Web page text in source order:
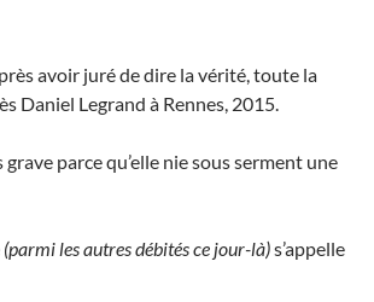
avoir juré de dire la vérité, toute la
Daniel Legrand à Rennes, 2015.
grave parce qu’elle nie sous serment une
(parmi les autres débités ce jour-là)s’appelle